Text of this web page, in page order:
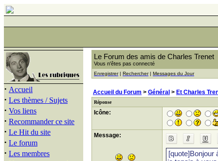
· Accueil
· Les thèmes / Sujets
· Vos liens
· Recommander ce site
· Le Hit du site
· Le forum
· Les membres
Le Forum des amis de Charles Trenet
Vous n'êtes pas connecté
Enregistrer| Rechercher| Messages du Jour
Accueil du Forum > Général > Et Charles
Réponse
Icône:
Message: